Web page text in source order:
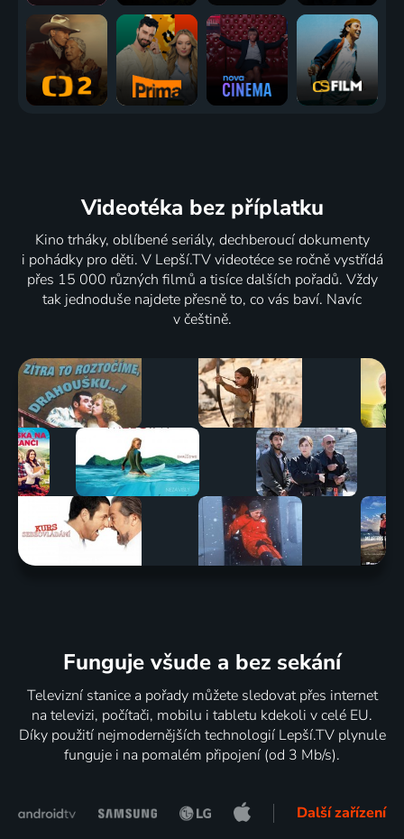
Videotéka bez příplatku
Kino trháky, oblíbené seriály, dechberoucí dokumenty
i pohádky pro děti. V Lepší.TV videotéce se ročně vystřídá
přes 15 000 různých filmů a tisíce dalších pořadů. Vždy
tak jednoduše najdete přesně to, co vás baví. Navíc
v češtině.
Funguje všude a bez sekání
Televizní stanice a pořady můžete sledovat přes internet
na televizi, počítači, mobilu i tabletu kdekoli v celé EU.
Díky použití nejmodernějších technologií Lepší.TV plynule
funguje i na pomalém připojení (od 3 Mb/s).
Další zařízení